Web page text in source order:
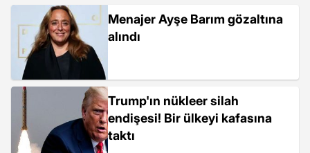
Menajer Ayşe Barım gözaltına
alındı
Trump'ın nükleer silah
endişesi! Bir ülkeyi kafasına
taktı